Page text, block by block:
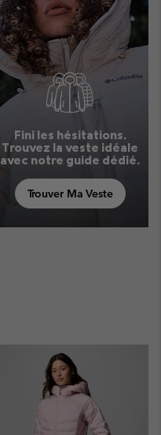
Fini les hésitations.
Trouvez la veste idéale
avec notre guide dédié.
Trouver Ma Veste